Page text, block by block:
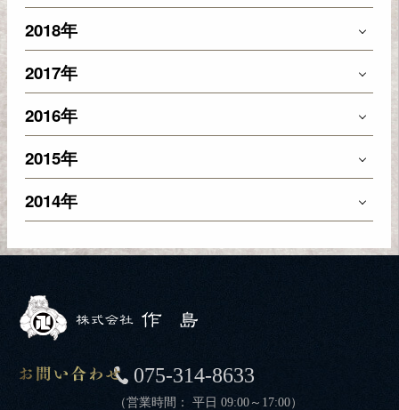
2018年
2017年
2016年
2015年
2014年
075-314-8633
（営業時間： 平日 09:00～17:00）